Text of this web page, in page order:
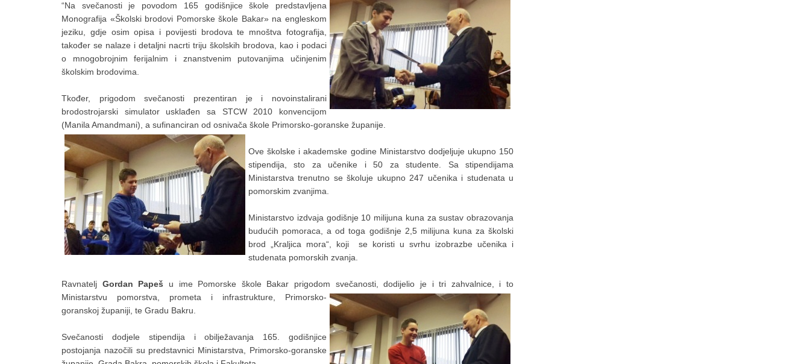
“Na svečanosti je povodom 165 godišnjice škole predstavljena
Monografija «Školski brodovi Pomorske škole Bakar» na engleskom
jeziku, gdje osim opisa i povijesti brodova te mnoštva fotografija,
također se nalaze i detaljni nacrti triju školskih brodova, kao i podaci
o mnogobrojnim ferijalnim i znanstvenim putovanjima učinjenim
školskim brodovima.
Tkođer, prigodom svečanosti prezentiran je i novoinstalirani
brodostrojarski simulator usklađen sa STCW 2010 konvencijom
(Manila Amandmani), a sufinanciran od osnivača škole Primorsko-goranske županije.
Ove školske i akademske godine Ministarstvo dodjeljuje ukupno 150
stipendija, sto za učenike i 50 za studente. Sa stipendijama
Ministarstva trenutno se školuje ukupno 247 učenika i studenata u
pomorskim zvanjima.
Ministarstvo izdvaja godišnje 10 milijuna kuna za sustav obrazovanja
budućih pomoraca, a od toga godišnje 2,5 milijuna kuna za školski
brod „Kraljica mora“, koji se koristi u svrhu izobrazbe učenika i
studenata pomorskih zvanja.
Ravnatelj Gordan Papeš u ime Pomorske škole Bakar prigodom svečanosti, dodijelio je i tri zahvalnice, i to
Ministarstvu pomorstva, prometa i infrastrukture, Primorsko-
goranskoj županiji, te Gradu Bakru.
Svečanosti dodjele stipendija i obilježavanja 165. godišnjice
postojanja nazočili su predstavnici Ministarstva, Primorsko-goranske